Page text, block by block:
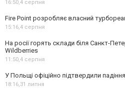
16:50, 4 серпня
Fire Point розробляє власний
15:16, 4 серпня
На росії горять склади біля Санкт-
Wildberries
11:50, 4 серпня
У Польщі офіційно підтвердили
18:16, 31 липня